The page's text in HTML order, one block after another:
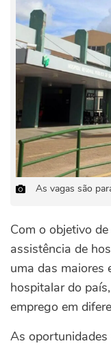
As vagas são
Com o objetivo
assistência de
uma das maiores
hospitalar do
emprego em
As